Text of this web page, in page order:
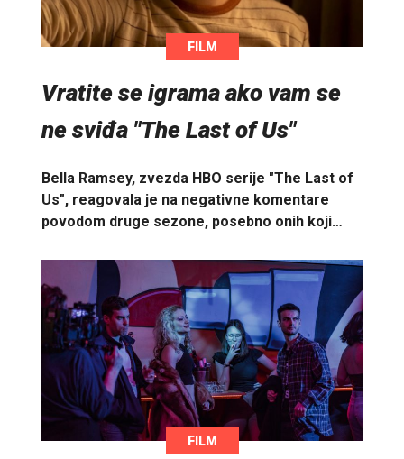
FILM
Vratite se igrama ako vam se
ne sviđa "The Last of Us"
Bella Ramsey, zvezda HBO serije "The Last of
Us", reagovala je na negativne komentare
povodom druge sezone, posebno onih koji…
FILM